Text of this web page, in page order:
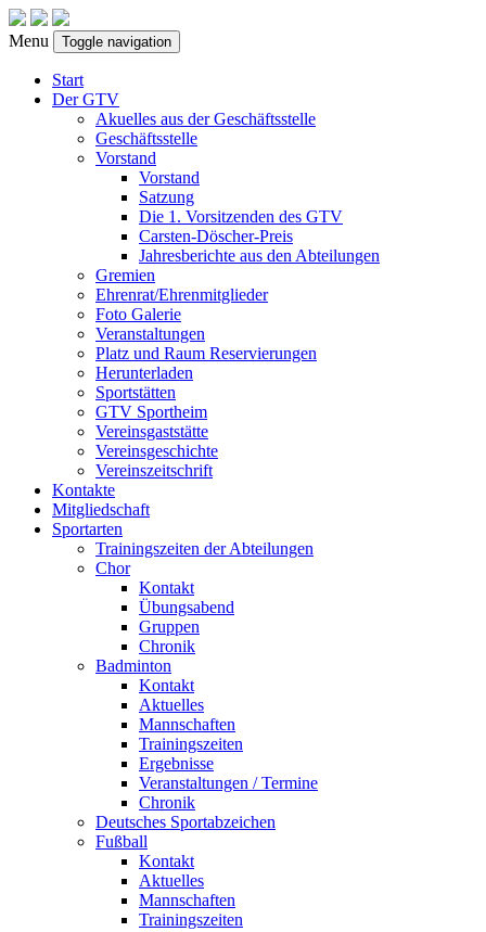
Menu Toggle navigation
Start
Der GTV
Akuelles aus der Geschäftsstelle
Geschäftsstelle
Vorstand
Vorstand
Satzung
Die 1. Vorsitzenden des GTV
Carsten-Döscher-Preis
Jahresberichte aus den Abteilungen
Gremien
Ehrenrat/Ehrenmitglieder
Foto Galerie
Veranstaltungen
Platz und Raum Reservierungen
Herunterladen
Sportstätten
GTV Sportheim
Vereinsgaststätte
Vereinsgeschichte
Vereinszeitschrift
Kontakte
Mitgliedschaft
Sportarten
Trainingszeiten der Abteilungen
Chor
Kontakt
Übungsabend
Gruppen
Chronik
Badminton
Kontakt
Aktuelles
Mannschaften
Trainingszeiten
Ergebnisse
Veranstaltungen / Termine
Chronik
Deutsches Sportabzeichen
Fußball
Kontakt
Aktuelles
Mannschaften
Trainingszeiten